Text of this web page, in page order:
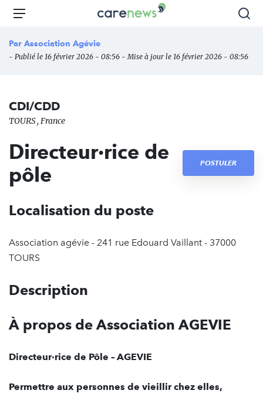
Aller
principal
Carenews,
des
Menu
Par Association Agévie
- Publié le 16 février 2026 - 08:56 - Mise à jour le 16 février 2026 - 08:56
CDI/CDD
TOURS , France
Directeur·rice de
pôle
POSTULER
Localisation du poste
Association agévie - 241 rue Edouard Vaillant - 37000
TOURS
Description
À propos de Association AGEVIE
Directeur·rice de Pôle – AGEVIE
Permettre aux personnes de vieillir chez elles,